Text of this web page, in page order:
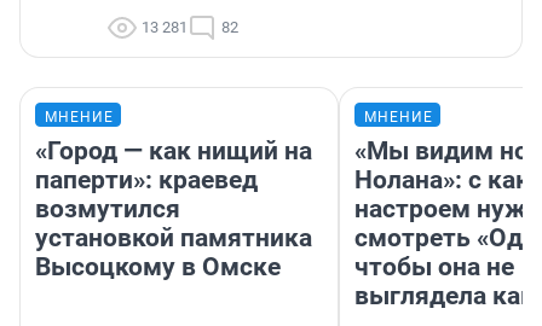
13 281 82
МНЕНИЕ
«Город — как нищий на
паперти»: краевед
возмутился
установкой памятника
Высоцкому в Омске
МНЕНИЕ
«Мы видим
Нолана»: с
настроем
смотреть
чтобы она не
выглядела как